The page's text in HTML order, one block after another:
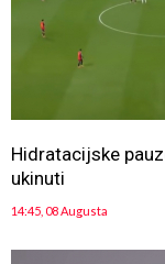
Hidratacijske
ukinuti
14:45, 08 Augusta